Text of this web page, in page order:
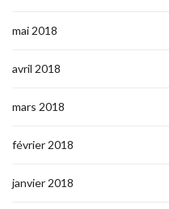
mai 2018
avril 2018
mars 2018
février 2018
janvier 2018